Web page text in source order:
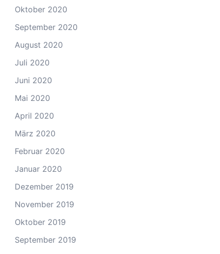
Oktober 2020
September 2020
August 2020
Juli 2020
Juni 2020
Mai 2020
April 2020
März 2020
Februar 2020
Januar 2020
Dezember 2019
November 2019
Oktober 2019
September 2019